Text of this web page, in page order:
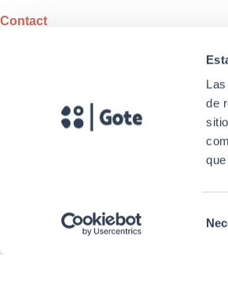
de
de
Contact
Calle 2 A Nave 8 Polígono Táctica –
Tactical warehouse
Polígono Industrial Táctica, Carrer
e